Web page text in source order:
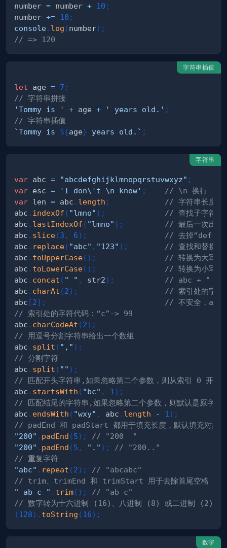
number = number + 10 ;
number += 10 ;
console. log (number) ;
// => 120
字符串插值
let age = 7 ;
// 字符串拼接
'Tommy is '
+ age + ' years old.' ;
// 字符串插值
`Tommy is ${age} years old. ` ;
字符串
var abc = "abcdefghijklmnopqrstuvwxyz" ;
var esc = 'I don\'t \n know' ;
// \n 换行
var len = abc . length ;
// 字符串长度
abc . indexOf ( "lmno" ) ;
// 查找子字符串
abc . lastIndexOf ( "lmno" ) ;
// 最后一次出现
abc . slice(3 , 6) ;
// 去掉“def”，
abc . replace( "abc" , "123" ) ;
// 查找和替换，
abc . toUpperCase( ) ;
// 转换为大写
abc . toLowerCase( ) ;
// 转换为小写
abc . concat ( " " , str2) ;
// abc + " "
abc . charAt (2) ;
// 索引处的字符
abc [2] ;
// 不安全，
// 索引处的字符代码：“c”-> 99
abc . charCodeAt (2) ;
// 用逗号分割字符串给出一个数组
abc . split ( "," ) ;
// 分割字符
abc . split ( "" ) ;
// 匹配开头字符串,如果忽略第二个参数，则从索引 0 开始
abc . startsWith ( "bc" , 1 ) ;
// 匹配结尾的字符串,如果忽略第二个参数，则默认是原字符
abc . endsWith ( "wxy" , abc . length - 1 ) ;
// padEnd 和 padStart 都用于填充长度，默认填充对象是
"200" . padEnd (5) ;
// "200  "
"200" . padEnd (5 , "." ) ;
// "200.."
// 重复字符
"abc" . repeat (2) ;
// "abcabc"
// trim、trimEnd 和 trimStart 用于去除首尾空格
" ab c " . trim( ) ;
// "ab c"
// 数字转为十六进制 (16)、八进制 (8) 或二进制 (2)
(128) . toString (16) ;
数字